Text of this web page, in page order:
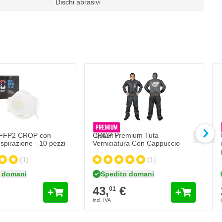
Dischi abrasivi
CROP con
- 10 pezzi
(1)
Spedito domani
Aggiungi al
CROP Premium Tuta
Verniciatura Con Cappuccio
(1)
Spedito domani
43,01 €